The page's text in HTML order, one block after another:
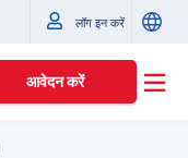
लॉग इन करें
आवेदन करें